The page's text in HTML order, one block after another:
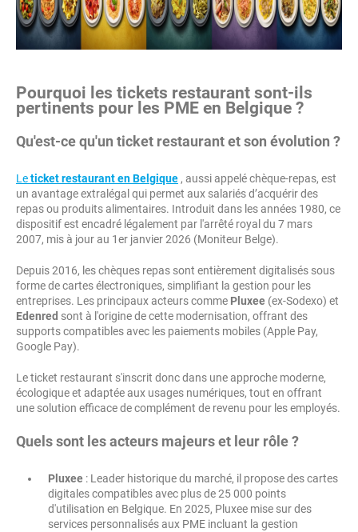
Pourquoi les tickets restaurant sont-ils
pertinents pour les PME en Belgique ?
Qu'est-ce qu'un ticket restaurant et son évolution ?
Leticket restaurant en Belgique , aussi appelé chèque-repas, est
un avantage extralégal qui permet aux salariés d’acquérir des
repas ou produits alimentaires. Introduit dans les années 1980, ce
dispositif est encadré légalement par l'arrêté royal du 7 mars
2007, mis à jour au 1er janvier 2026 (Moniteur Belge).
Depuis 2016, les chèques repas sont entièrement digitalisés sous
forme de cartes électroniques, simplifiant la gestion pour les
entreprises. Les principaux acteurs comme Pluxee (ex-Sodexo) et
Edenred sont à l'origine de cette modernisation, offrant des
supports compatibles avec les paiements mobiles (Apple Pay,
Google Pay).
Le ticket restaurant s'inscrit donc dans une approche moderne,
écologique et adaptée aux usages numériques, tout en offrant
une solution efficace de complément de revenu pour les employés.
Quels sont les acteurs majeurs et leur rôle ?
Pluxee : Leader historique du marché, il propose des cartes
digitales compatibles avec plus de 25 000 points
d'utilisation en Belgique. En 2025, Pluxee mise sur des
services personnalisés aux PME incluant la gestion